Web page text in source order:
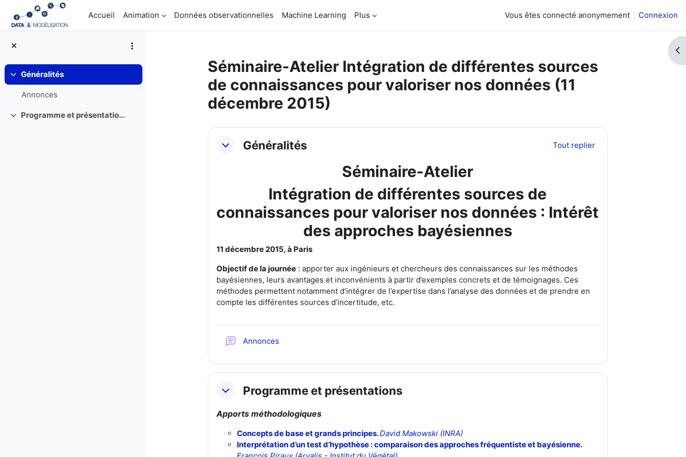
Passer au contenu principal
Accueil
Animation Données observationnelles Machine Learning Plus Vous êtes connecté anonymement Connexion
Replier
Généralités
Annonces
Replier Programme et présentations
Séminaire-Atelier Intégration de différentes sources
de connaissances pour valoriser nos données (11
décembre 2015)
Résumé de section
Généralités Tout replier
Séminaire-Atelier
Intégration de différentes sources de
connaissances pour valoriser nos données : Intérêt
des approches bayésiennes
11 décembre 2015, à Paris
Objectif de la journée: apporter aux ingénieurs et chercheurs des connaissances sur les méthodes
bayésiennes, leurs avantages et inconvénients à partir d’exemples concrets et de témoignages. Ces
méthodes permettent notamment d’intégrer de l’expertise dans l’analyse des données et de prendre en
compte les différentes sources d’incertitude, etc.
Annonces
Programme et présentations
Apports méthodologiques
Concepts de base et grands principes.David Makowski (INRA)
Interprétation d’un test d’hypothèse : comparaison des approches fréquentiste et bayésienne.